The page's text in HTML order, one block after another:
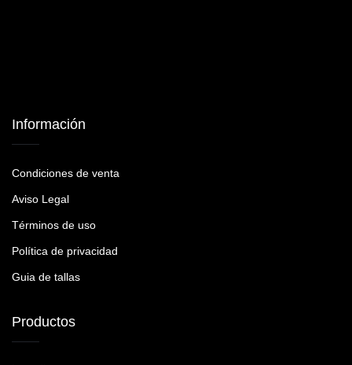
Información
Condiciones de venta
Aviso Legal
Términos de uso
Política de privacidad
Guia de tallas
Productos